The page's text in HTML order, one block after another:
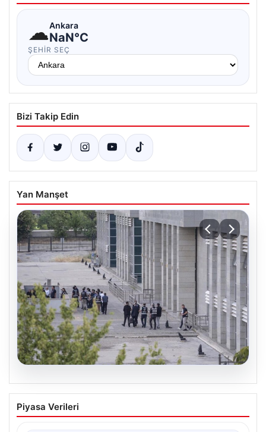
☁Ankara
NaN°C
ŞEHIR SEÇ
Bizi Takip Edin
Yan Manşet
Etimesgut Belediyesi’nde Gelişen
Soruşturma ve Uyuşturucu Test
Piyasa Verileri